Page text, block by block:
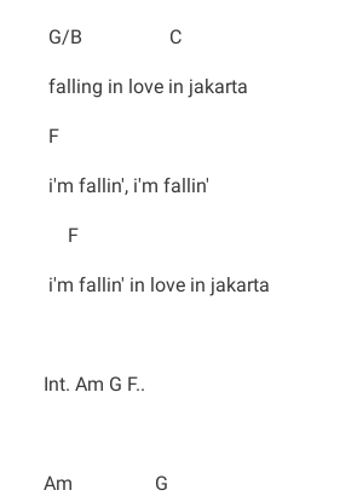
G/B C
falling in love in jakarta
F
i'm fallin', i'm fallin'
F
i'm fallin' in love in jakarta
Int. Am G F..
Am G